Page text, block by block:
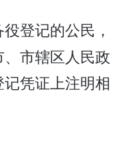
登记的公民，
市辖区人民政
凭证上注明相